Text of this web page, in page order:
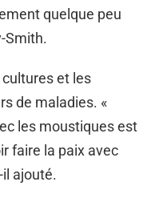
quelque peu
Smith.
et les
de maladies. «
les moustiques est
faire la paix avec
il ajouté.